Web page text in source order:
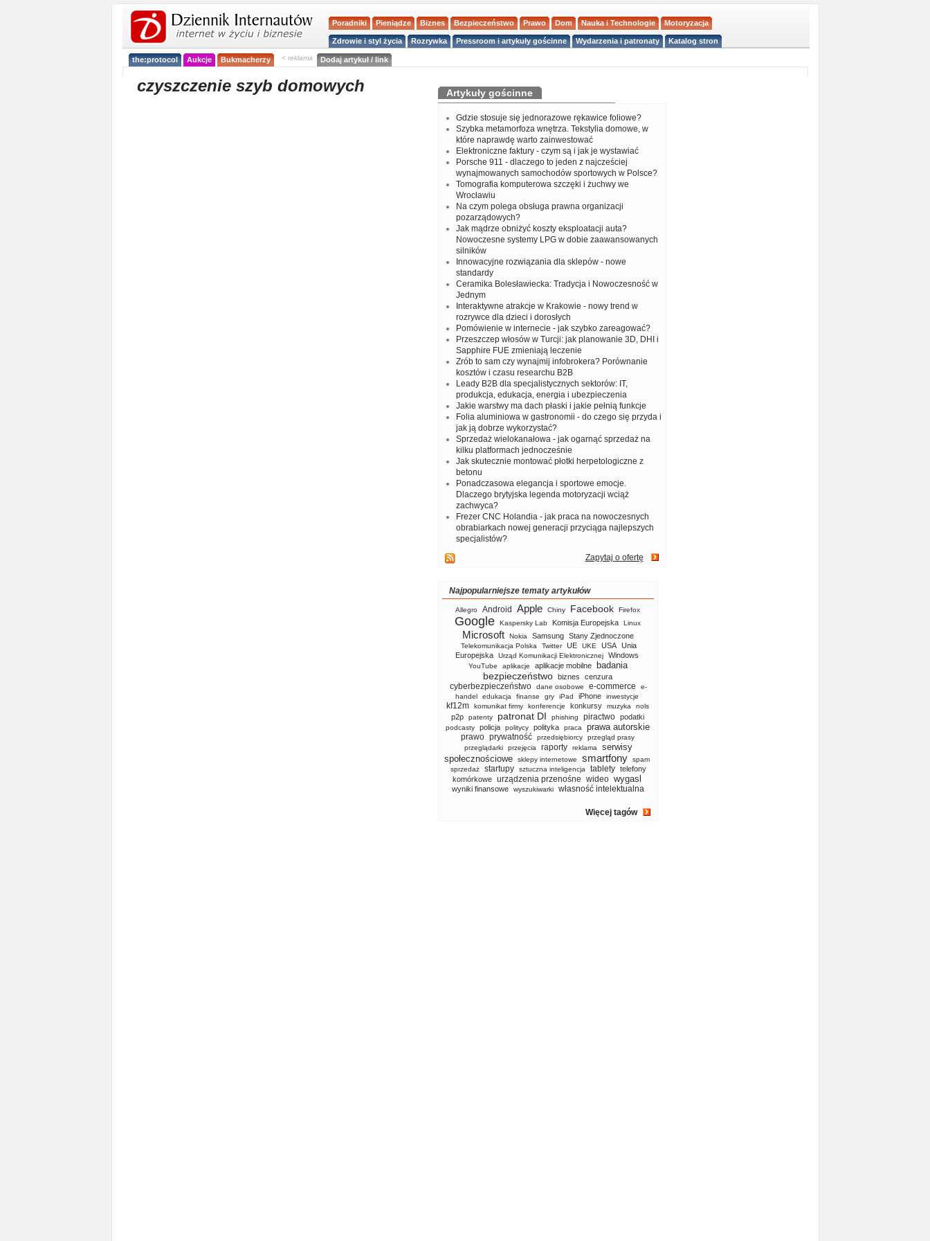
Poradniki Pieniądze Biznes Bezpieczeństwo Prawo Dom Nauka i Technologie Motoryzacja
Zdrowie i styl życia Rozrywka Pressroom i artykuły gościnne Wydarzenia i patronaty Katalog stron
the:protocol Aukcje Bukmacherzy < reklama Dodaj artykuł / link
czyszczenie szyb domowych Artykuły gościnne
Gdzie stosuje się jednorazowe rękawice foliowe?
Szybka metamorfoza wnętrza. Tekstylia domowe, w
które naprawdę warto zainwestować
Elektroniczne faktury - czym są i jak je wystawiać
Porsche 911 - dlaczego to jeden z najcześciej
wynajmowanych samochodów sportowych w Polsce?
Tomografia komputerowa szczęki i żuchwy we
Wrocławiu
Na czym polega obsługa prawna organizacji
pozarządowych?
Jak mądrze obniżyć koszty eksploatacji auta?
Nowoczesne systemy LPG w dobie zaawansowanych
silników
Innowacyjne rozwiązania dla sklepów - nowe
standardy
Ceramika Bolesławiecka: Tradycja i Nowoczesność w
Jednym
Interaktywne atrakcje w Krakowie - nowy trend w
rozrywce dla dzieci i dorosłych
Pomówienie w internecie - jak szybko zareagować?
Przeszczep włosów w Turcji: jak planowanie 3D, DHI i
Sapphire FUE zmieniają leczenie
Zrób to sam czy wynajmij infobrokera? Porównanie
kosztów i czasu researchu B2B
Leady B2B dla specjalistycznych sektorów: IT,
produkcja, edukacja, energia i ubezpieczenia
Jakie warstwy ma dach płaski i jakie pełnią funkcje
Folia aluminiowa w gastronomii - do czego się przyda i
jak ją dobrze wykorzystać?
Sprzedaż wielokanałowa - jak ogarnąć sprzedaż na
kilku platformach jednocześnie
Jak skutecznie montować płotki herpetologiczne z
betonu
Ponadczasowa elegancja i sportowe emocje.
Dlaczego brytyjska legenda motoryzacji wciąż
zachwyca?
Frezer CNC Holandia - jak praca na nowoczesnych
obrabiarkach nowej generacji przyciąga najlepszych
specjalistów?
Zapytaj o ofertę
Najpopularniejsze tematy artykułów
Allegro Android Apple Chiny Facebook Firefox
Google Kaspersky Lab Komisja Europejska Linux
Microsoft Nokia Samsung Stany Zjednoczone
Telekomunikacja Polska Twitter UE UKE USA
Unia
Europejska
Urząd Komunikacji Elektronicznej Windows
YouTube aplikacje aplikacje mobilne badania
bezpieczeństwo biznes cenzura
cyberbezpieczeństwo dane osobowe e-commerce
e-
handel
edukacja finanse gry iPad iPhone inwestycje
kf12m komunikat firmy konferencje konkursy muzyka nols
p2p patenty patronat DI phishing piractwo podatki
podcasty policja politycy polityka praca prawa autorskie
prawo prywatność przedsiębiorcy
przegląd prasy
przeglądarki
przejęcia raporty reklama
serwisy
społecznościowe
sklepy internetowe smartfony
spam
sprzedaż
startupy sztuczna inteligencja tablety telefony
komórkowe urządzenia przenośne wideo wygasl
wyniki finansowe wyszukiwarki własność intelektualna
Więcej tagów